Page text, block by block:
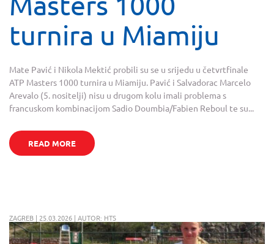
turnira u Miamiju
Mate Pavić i Nikola Mektić probili su se u srijedu u četvrtfinale
ATP Masters 1000 turnira u Miamiju. Pavić i Salvadorac Marcelo
Arevalo (5. nositelji) nisu u drugom kolu imali problema s
francuskom kombinacijom Sadio Doumbia/Fabien Reboul te su...
READ MORE
ZAGREB | 25.03.2026 | AUTOR: HTS